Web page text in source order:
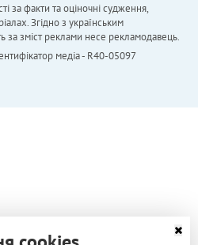
за факти та оціночні судження,
Згідно з українським
за зміст реклами несе рекламодавець.
медіа - R40-05097